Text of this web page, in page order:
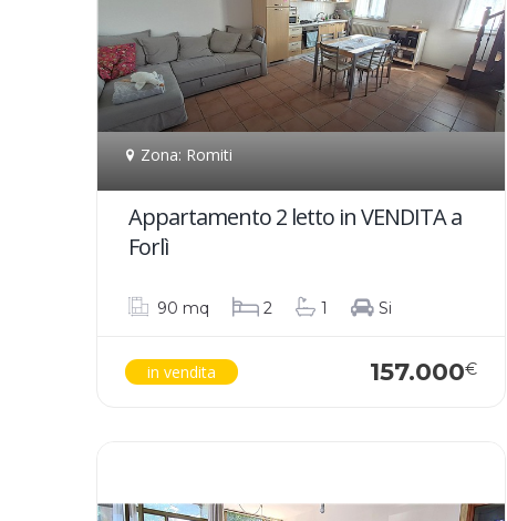
Zona: Romiti
Appartamento 2 letto in VENDITA a
Forlì
90 mq 2 1 Si
in vendita 157.000€